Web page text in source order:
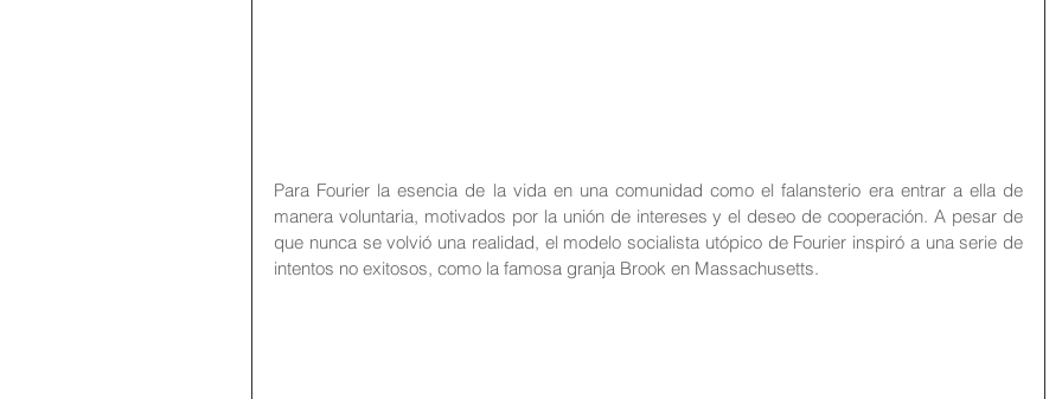
Para Fourier la esencia de la vida en una comunidad como el falansterio era entrar a ella de
manera voluntaria, motivados por la unión de intereses y el deseo de cooperación. A pesar de
que nunca se volvió una realidad, el modelo socialista utópico de Fourier inspiró a una serie de
intentos no exitosos, como la famosa granja Brook en Massachusetts.